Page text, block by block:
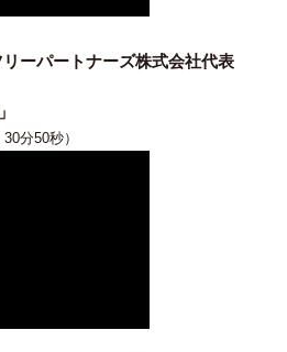
ーパートナーズ株式会社代表
分50秒）